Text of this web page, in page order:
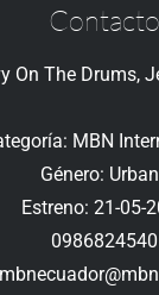
Contacto
On The Drums,
MBN
Género:
Estreno: 21-05-
0986824540